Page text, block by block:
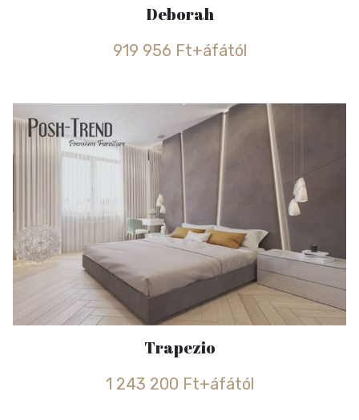
Deborah
919 956 Ft+áfától
Trapezio
1 243 200 Ft+áfától